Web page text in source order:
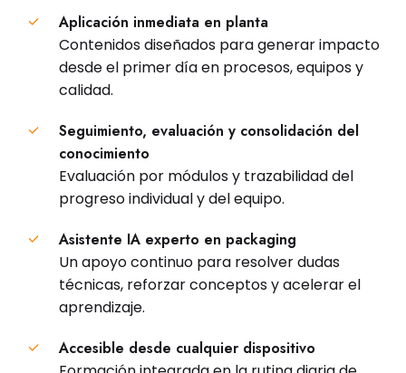
Aplicación inmediata en planta
Contenidos diseñados para generar impacto
desde el primer día en procesos, equipos y
calidad.
Seguimiento, evaluación y consolidación del
conocimiento
Evaluación por módulos y trazabilidad del
progreso individual y del equipo.
Asistente IA experto en packaging
Un apoyo continuo para resolver dudas
técnicas, reforzar conceptos y acelerar el
aprendizaje.
Accesible desde cualquier dispositivo